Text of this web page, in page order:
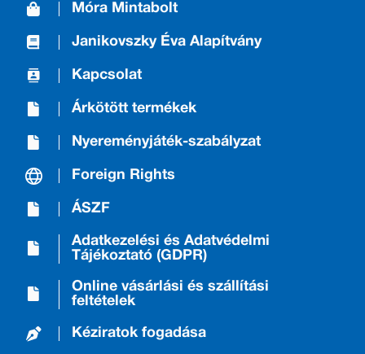
Móra Mintabolt
Janikovszky Éva Alapítvány
Kapcsolat
Árkötött termékek
Nyereményjáték-szabályzat
Foreign Rights
ÁSZF
Adatkezelési és Adatvédelmi
Tájékoztató (GDPR)
Online vásárlási és szállítási
feltételek
Kéziratok fogadása